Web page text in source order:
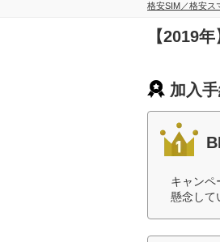
格安SIM／格安ス
【2019
加入
キャンペ
懸念して